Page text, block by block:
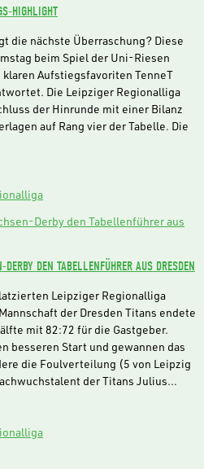
HIGHLIGHT
die nächste Überraschung? Diese
beim Spiel der Uni-Riesen
Aufstiegsfavoriten TenneT
Die Leipziger Regionalliga
der Hinrunde mit einer Bilanz
auf Rang vier der Tabelle. Die
DEN TABELLENFÜHRER AUS DRESDEN
Leipziger Regionalliga
der Dresden Titans endete
mit 82:72 für die Gastgeber.
besseren Start und gewannen das
die Foulverteilung (5 von Leipzig
der Titans Julius…